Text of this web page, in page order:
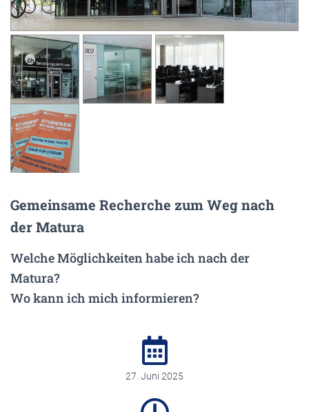
N
Gemeinsame Recherche zum Weg nach
der Matura
Welche Möglichkeiten habe ich nach der
Matura?
Wo kann ich mich informieren?
27. Juni 2025